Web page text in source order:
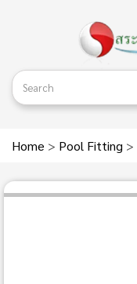
Home > Pool Fitting >